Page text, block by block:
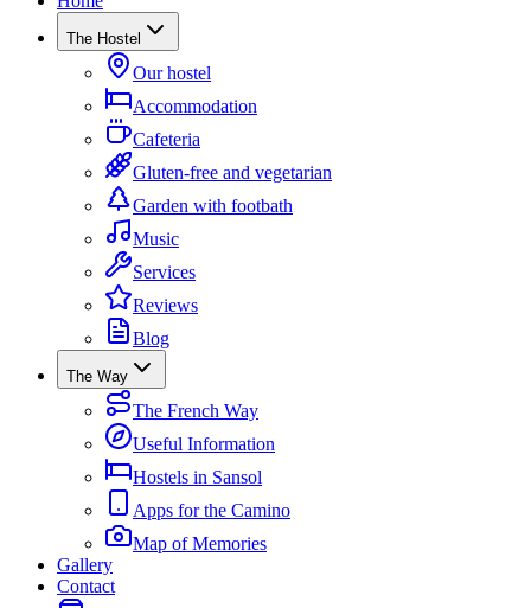
The Hostel
Our hostel
Accommodation
Cafeteria
Gluten-free and vegetarian
Garden with footbath
Music
Services
Reviews
Blog
The Way
The French Way
Useful Information
Hostels in Sansol
Apps for the Camino
Map of Memories
Gallery
Contact